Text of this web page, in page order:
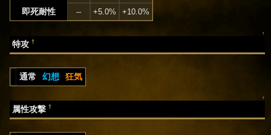
即死耐性 -- +5.0% +10.0%
↑
特攻†
通常 幻想 狂気
↑
属性攻撃†